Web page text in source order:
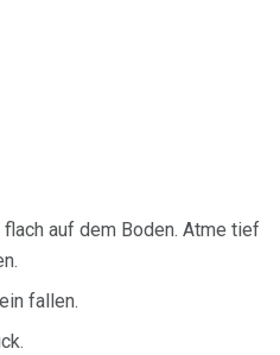
auf dem Boden. Atme tief
fallen.